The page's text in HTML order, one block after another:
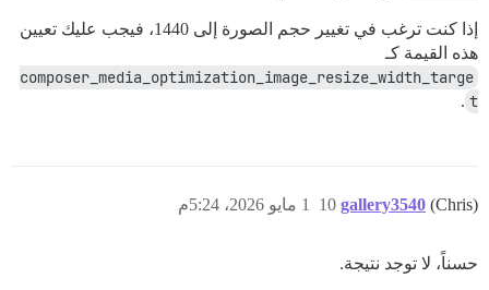
إذا كنت ترغب في تغيير حجم الصورة إلى 1440، فيجب عليك تعيين
هذه القيمة كـ
composer_media_optimization_image_resize_width_targe
t
.
gallery3540 (Chris) 1 مايو 2026، 5:24م 10
حسناً، لا توجد نتيجة.